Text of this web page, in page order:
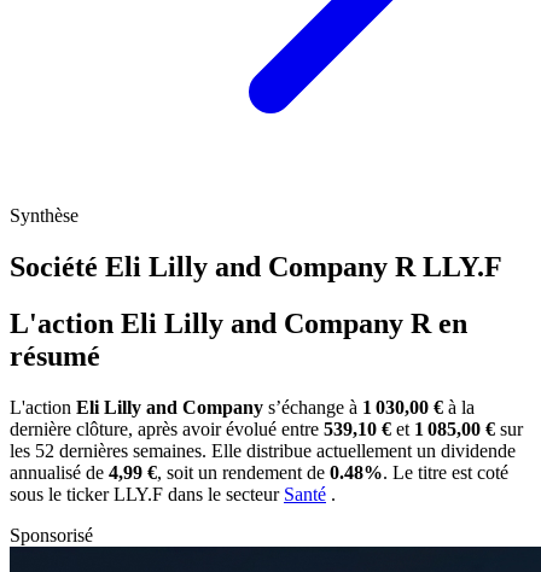
Synthèse
Société Eli Lilly and Company R LLY.F
L'action Eli Lilly and Company R en
résumé
L'action Eli Lilly and Company s’échange à 1 030,00 € à la
dernière clôture, après avoir évolué entre 539,10 € et 1 085,00 € sur
les 52 dernières semaines. Elle distribue actuellement un dividende
annualisé de 4,99 €, soit un rendement de 0.48%. Le titre est coté
sous le tickerLLY.F dans le secteur Santé .
Sponsorisé